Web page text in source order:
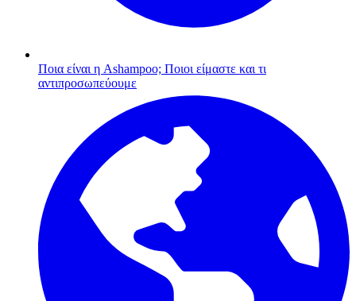
Ποια είναι η Ashampoo; Ποιοι είμαστε και τι
αντιπροσωπεύουμε